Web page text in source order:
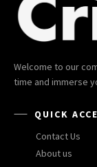
Welcome to our
time and immerse
QUICK
Contact Us
About us